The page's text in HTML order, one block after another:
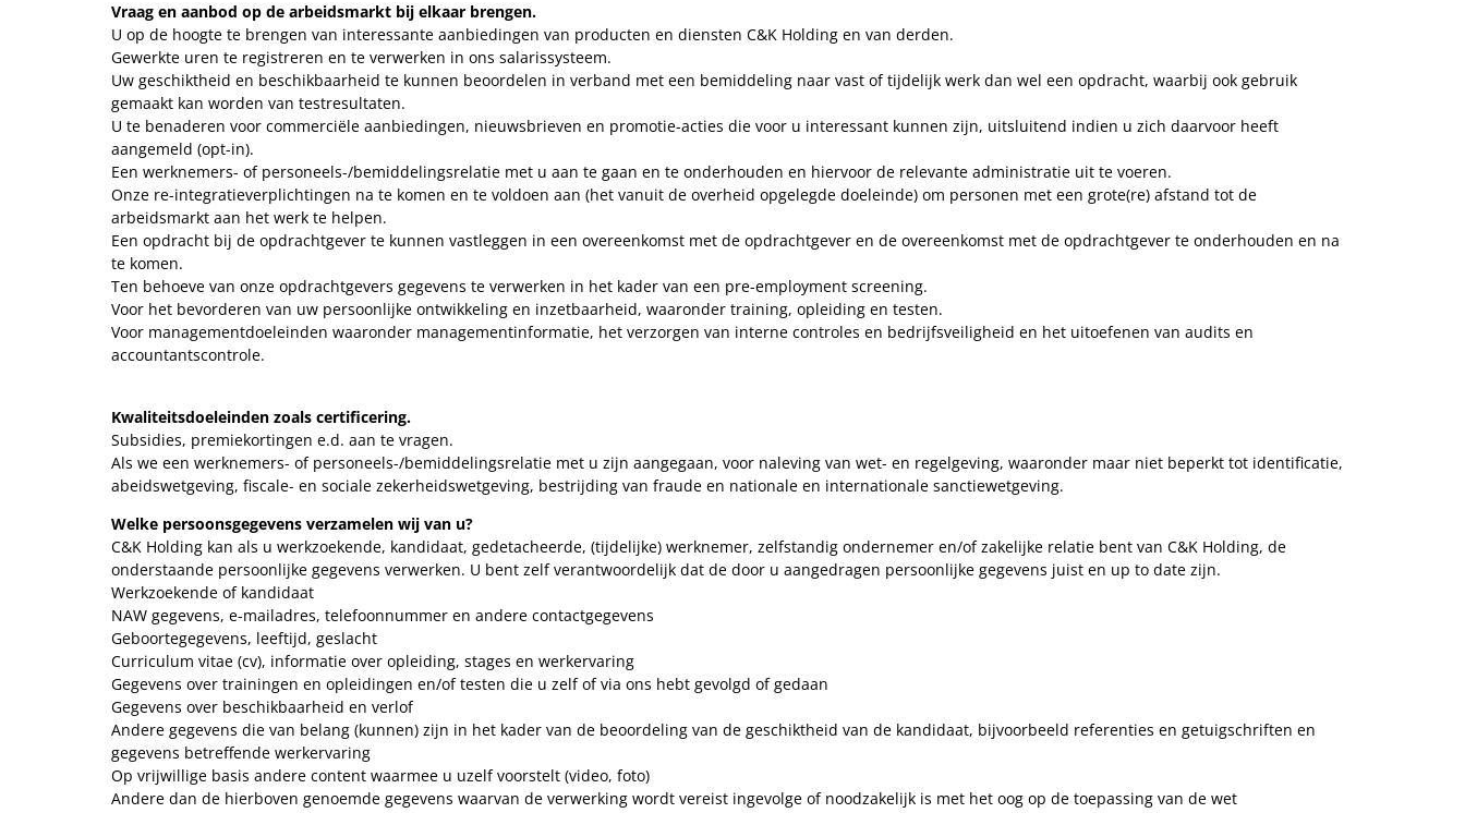
Vraag en aanbod op de arbeidsmarkt bij elkaar brengen.
U op de hoogte te brengen van interessante aanbiedingen van producten en diensten C&K Holding en van derden.
Gewerkte uren te registreren en te verwerken in ons salarissysteem.
Uw geschiktheid en beschikbaarheid te kunnen beoordelen in verband met een bemiddeling naar vast of tijdelijk werk dan wel een opdracht, waarbij ook gebruik
gemaakt kan worden van testresultaten.
U te benaderen voor commerciële aanbiedingen, nieuwsbrieven en promotie-acties die voor u interessant kunnen zijn, uitsluitend indien u zich daarvoor heeft
aangemeld (opt-in).
Een werknemers- of personeels-/bemiddelingsrelatie met u aan te gaan en te onderhouden en hiervoor de relevante administratie uit te voeren.
Onze re-integratieverplichtingen na te komen en te voldoen aan (het vanuit de overheid opgelegde doeleinde) om personen met een grote(re) afstand tot de
arbeidsmarkt aan het werk te helpen.
Een opdracht bij de opdrachtgever te kunnen vastleggen in een overeenkomst met de opdrachtgever en de overeenkomst met de opdrachtgever te onderhouden en na
te komen.
Ten behoeve van onze opdrachtgevers gegevens te verwerken in het kader van een pre-employment screening.
Voor het bevorderen van uw persoonlijke ontwikkeling en inzetbaarheid, waaronder training, opleiding en testen.
Voor managementdoeleinden waaronder managementinformatie, het verzorgen van interne controles en bedrijfsveiligheid en het uitoefenen van audits en
accountantscontrole.
Kwaliteitsdoeleinden zoals certificering.
Subsidies, premiekortingen e.d. aan te vragen.
Als we een werknemers- of personeels-/bemiddelingsrelatie met u zijn aangegaan, voor naleving van wet- en regelgeving, waaronder maar niet beperkt tot identificatie,
abeidswetgeving, fiscale- en sociale zekerheidswetgeving, bestrijding van fraude en nationale en internationale sanctiewetgeving.
Welke persoonsgegevens verzamelen wij van u?
C&K Holding kan als u werkzoekende, kandidaat, gedetacheerde, (tijdelijke) werknemer, zelfstandig ondernemer en/of zakelijke relatie bent van C&K Holding, de
onderstaande persoonlijke gegevens verwerken. U bent zelf verantwoordelijk dat de door u aangedragen persoonlijke gegevens juist en up to date zijn.
Werkzoekende of kandidaat
NAW gegevens, e-mailadres, telefoonnummer en andere contactgegevens
Geboortegegevens, leeftijd, geslacht
Curriculum vitae (cv), informatie over opleiding, stages en werkervaring
Gegevens over trainingen en opleidingen en/of testen die u zelf of via ons hebt gevolgd of gedaan
Gegevens over beschikbaarheid en verlof
Andere gegevens die van belang (kunnen) zijn in het kader van de beoordeling van de geschiktheid van de kandidaat, bijvoorbeeld referenties en getuigschriften en
gegevens betreffende werkervaring
Op vrijwillige basis andere content waarmee u uzelf voorstelt (video, foto)
Andere dan de hierboven genoemde gegevens waarvan de verwerking wordt vereist ingevolge of noodzakelijk is met het oog op de toepassing van de wet